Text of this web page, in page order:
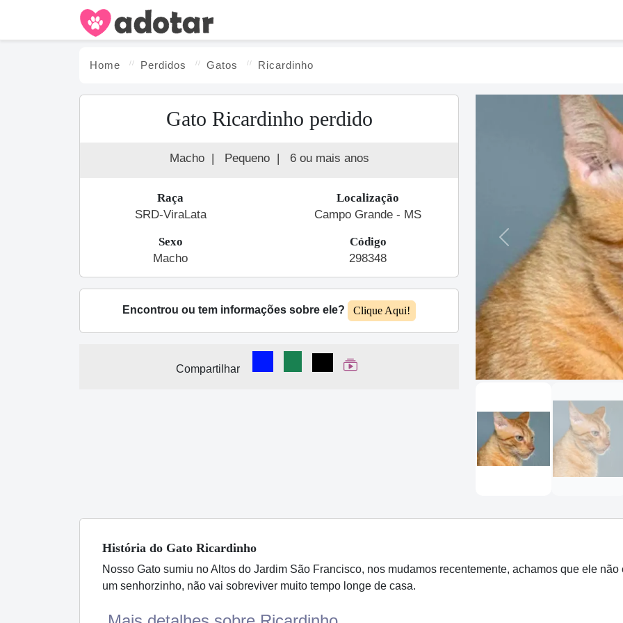
Home Perdidos Gatos Ricardinho
Gato Ricardinho perdido
Macho | Pequeno | 6 ou mais anos
Raça
SRD-ViraLata
Localização
Campo Grande - MS
Sexo
Macho
Código
298348
Encontrou ou tem informações sobre ele? Clique Aqui!
Compartilhar
Compartilhar no Facebook
Compartilhar no WhatsApp
Compartilhar
Ver Web Story
Previous
História do Gato Ricardinho
Nosso Gato sumiu no Altos do Jardim São Francisco, nos mudamos recentemente, achamos que ele
um senhorzinho, não vai sobreviver muito tempo longe de casa.